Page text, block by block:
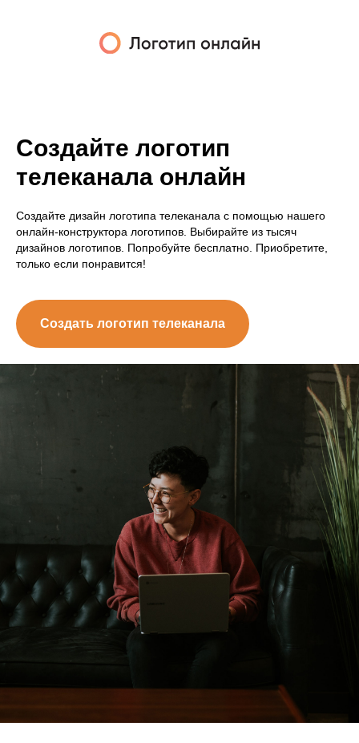
Создайте логотип
телеканала онлайн
Создайте дизайн логотипа телеканала с помощью нашего
онлайн-конструктора логотипов. Выбирайте из тысяч
дизайнов логотипов. Попробуйте бесплатно. Приобретите,
только если понравится!
Создать логотип телеканала